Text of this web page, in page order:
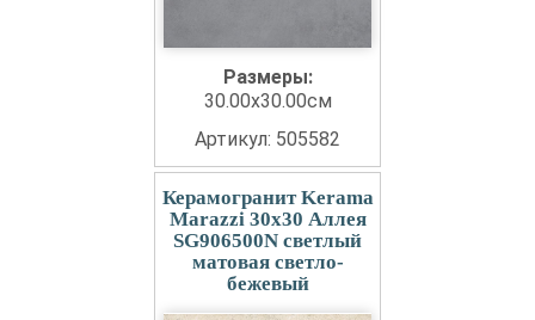
Размеры:
30.00x30.00см
Артикул: 505582
Керамогранит Kerama
Marazzi 30x30 Аллея
SG906500N светлый
матовая светло-
бежевый